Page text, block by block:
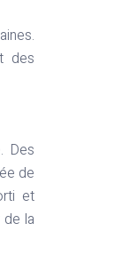
des
Des
de
et
la